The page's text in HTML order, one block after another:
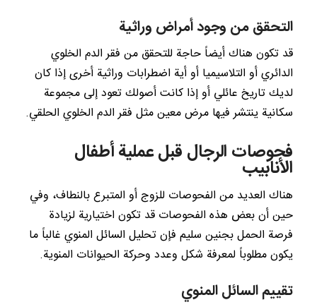
التحقق من وجود أمراض وراثية
قد تكون هناك أيضاً حاجة للتحقق من فقر الدم الخلوي
الدائري أو التلاسيميا أو أية اضطرابات وراثية أخرى إذا كان
لديك تاريخ عائلي أو إذا كانت أصولك تعود إلى مجموعة
سكانية ينتشر فيها مرض معين مثل فقر الدم الخلوي الحلقي.
فحوصات الرجال قبل عملية أطفال
الأنابيب
هناك العديد من الفحوصات للزوج أو المتبرع بالنطاف، وفي
حين أن بعض هذه الفحوصات قد تكون اختيارية لزيادة
فرصة الحمل بجنين سليم فإن تحليل السائل المنوي غالباً ما
يكون مطلوباً لمعرفة شكل وعدد وحركة الحيوانات المنوية.
تقييم السائل المنوي